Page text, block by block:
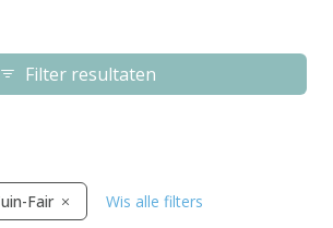
Filter resultaten
Fair Wis alle filters